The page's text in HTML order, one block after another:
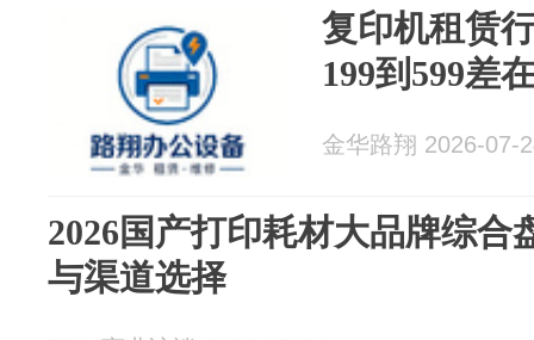
复印机租赁
199到599差
金华路翔 2026-07-
2026国产打印耗材大品牌综合
与渠道选择